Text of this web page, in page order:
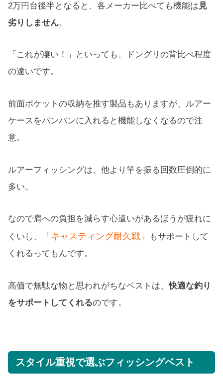
2万円台後半となると、各メーカー比べても機能は 見
劣りしません。
「これが凄い！」といっても、ドングリの背比べ程度
の違いです。
前面ポケットの収納を推す製品もありますが、ルアー
ケースをパンパンに入れると機能しなくなるので注
意。
ルアーフィッシングは、他より竿を振る回数圧倒的に
多い。
なので肩への負担を減らす心遣いがあるほうが疲れに
くいし、
「キャスティング耐久戦」
もサポートして
くれるってもんです。
高価で無駄な物と思われがちなベストは、快適な釣り
をサポートしてくれるのです。
スタイル重視で選ぶフィッシングベスト